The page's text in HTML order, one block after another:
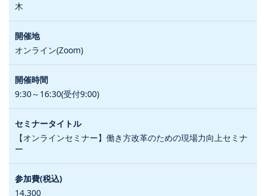
木
オンライン(Zoom)
9:30～16:30(受付9:00)
【オンラインセミナー】働き方改革のための現場力向上セミナ
ー
14,300